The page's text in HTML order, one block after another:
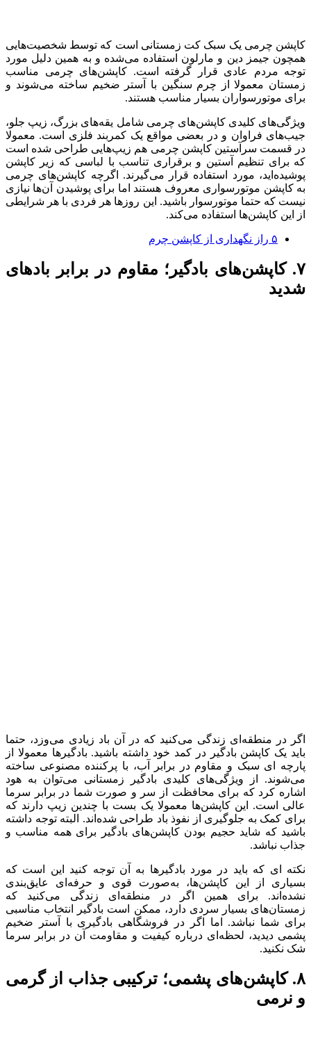
کاپشن چرمی یک سبک کت زمستانی است که توسط شخصیت‌هایی
همچون جیمز دین و مارلون استفاده می‌شده و به همین دلیل مورد
توجه مردم عادی قرار گرفته است. کاپشن‌های چرمی مناسب
زمستان معمولا از چرم سنگین با آستر ضخیم ساخته می‌شوند و
برای موتورسواران بسیار مناسب هستند.
ویژگی‌های کلیدی کاپشن‌های چرمی شامل یقه‌های بزرگ، زیپ جلو،
جیب‌های فراوان و در بعضی مواقع یک کمربند فلزی است. معمولا
در قسمت سرآستین کاپشن چرمی هم زیپ‌هایی طراحی شده است
که برای تنظیم آستین و برقراری تناسب با لباسی که زیر کاپشن
پوشیده‌اید، مورد استفاده قرار می‌گیرند. اگرچه کاپشن‌های چرمی
به کاپشن موتورسواری معروف هستند اما برای پوشیدن آن‌ها نیازی
نیست که حتما موتورسوار باشید. این روزها هر فردی با هر شرایطی
از این کاپشن‌ها استفاده می‌کند.
۵ راز نگهداری از کاپشن چرم
۷. کاپشن‌های بادگیر؛ مقاوم در برابر بادهای
شدید
اگر در منطقه‌ای زندگی می‌کنید که در آن باد زیادی می‌وزد، حتما
باید یک کاپشن بادگیر در کمد خود داشته باشید. بادگیرها معمولا از
پارچه ای سبک و مقاوم در برابر آب، با پرکننده مصنوعی ساخته
می‌شوند. از ویژگی‌های کلیدی بادگیر زمستانی می‌توان به هود
اشاره کرد که برای محافظت از سر و صورت شما در برابر سرما
عالی است. این کاپشن‌ها معمولا یک بست با چندین زیپ دارند که
برای کمک به جلوگیری از نفوذ باد طراحی شده‌اند. البته توجه داشته
باشید که شاید حجیم بودن کاپشن‌های بادگیر برای همه مناسب و
جذاب نباشد.
نکته ای که باید در مورد بادگیرها به آن توجه کنید این است که
بسیاری از این کاپشن‌ها، به‌صورت قوی و حرفه‌ای عایق‌بندی
نشده‌اند. برای همین اگر در منطقه‌ای زندگی می‌کنید که
زمستان‌های بسیار سردی دارد، ممکن است بادگیر انتخاب مناسبی
برای شما نباشد. اما اگر در فروشگاهی بادگیری با آستر ضخیم
پشمی دیدید، لحظه‌ای درباره کیفیت و مقاومت آن در برابر سرما
شک نکنید.
۸. کاپشن‌های پشمی؛ ترکیبی جذاب از گرمی
و نرمی